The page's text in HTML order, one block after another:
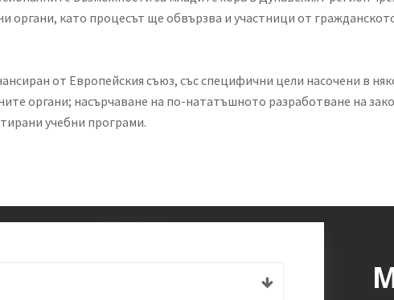
органи, като процесът ще обвързва и участници от
от Европейския съюз, със специфични цели насочени в
органи; насърчаване на по-нататъшното разработване на
учебни програми.